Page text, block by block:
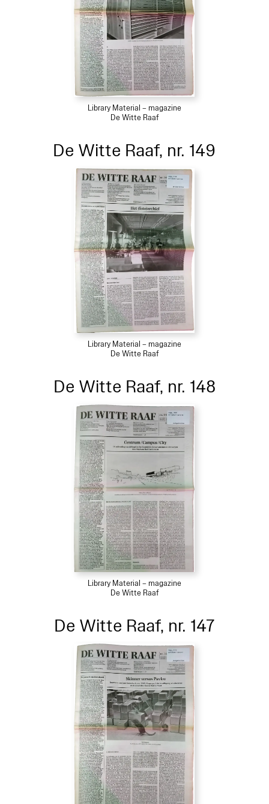
Library Material – magazine
De Witte Raaf
De Witte Raaf, nr. 149
Library Material – magazine
De Witte Raaf
De Witte Raaf, nr. 148
Library Material – magazine
De Witte Raaf
De Witte Raaf, nr. 147